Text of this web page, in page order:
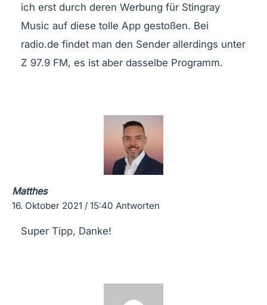
ich erst durch deren Werbung für Stingray
Music auf diese tolle App gestoßen. Bei
radio.de findet man den Sender allerdings unter
Z 97.9 FM, es ist aber dasselbe Programm.
Matthes
16. Oktober 2021 / 15:40 Antworten
Super Tipp, Danke!